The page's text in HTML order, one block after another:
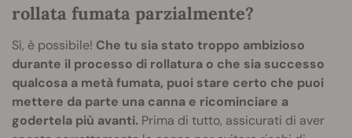
rollata fumata parzialmente?
Sì, è possibile! Che tu sia stato troppo ambizioso
durante il processo di rollatura o che sia successo
qualcosa a metà fumata, puoi stare certo che puoi
mettere da parte una canna e ricominciare a
godertela più avanti. Prima di tutto, assicurati di aver